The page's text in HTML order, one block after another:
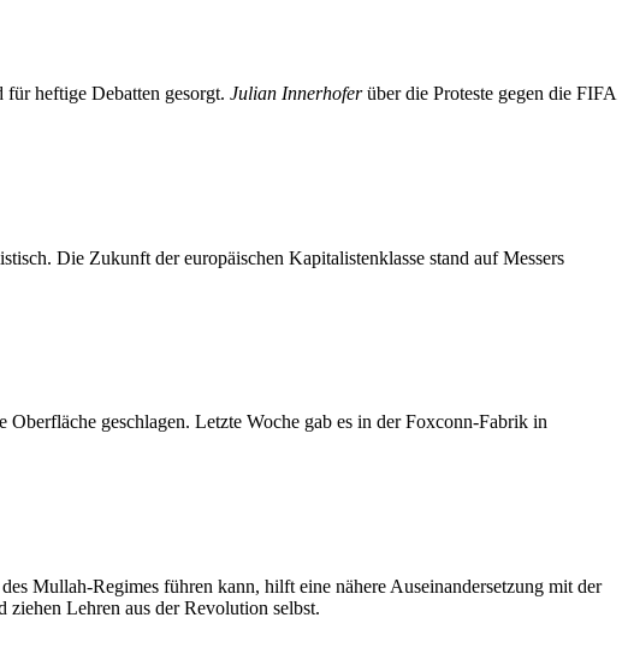
heftige Debatten gesorgt. Julian Innerhoferüber die Proteste gegen die FIFA
Die Zukunft der europäischen Kapitalistenklasse stand auf Messers
geschlagen. Letzte Woche gab es in der Foxconn-Fabrik in
Mullah-Regimes führen kann, hilft eine nähere Auseinandersetzung mit der
Lehren aus der Revolution selbst.